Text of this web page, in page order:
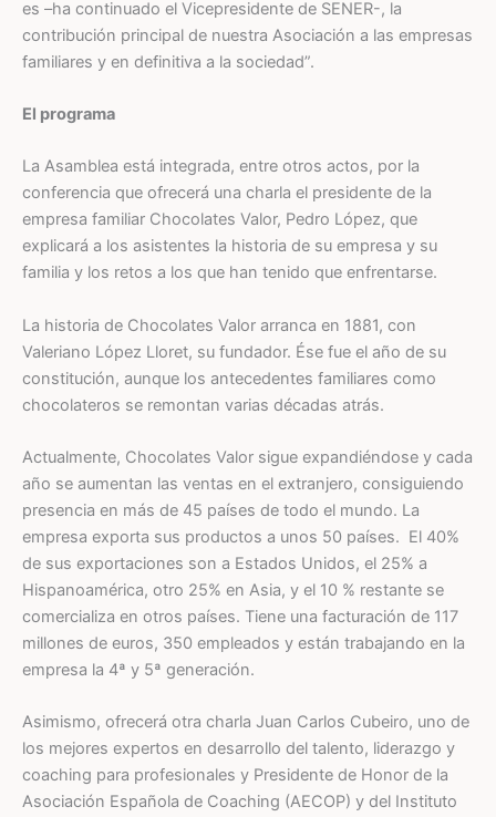
es –ha continuado el Vicepresidente de SENER-, la
contribución principal de nuestra Asociación a las empresas
familiares y en definitiva a la sociedad”.
El programa
La Asamblea está integrada, entre otros actos, por la
conferencia que ofrecerá una charla el presidente de la
empresa familiar Chocolates Valor, Pedro López, que
explicará a los asistentes la historia de su empresa y su
familia y los retos a los que han tenido que enfrentarse.
La historia de Chocolates Valor arranca en 1881, con
Valeriano López Lloret, su fundador. Ése fue el año de su
constitución, aunque los antecedentes familiares como
chocolateros se remontan varias décadas atrás.
Actualmente, Chocolates Valor sigue expandiéndose y cada
año se aumentan las ventas en el extranjero, consiguiendo
presencia en más de 45 países de todo el mundo. La
empresa exporta sus productos a unos 50 países. ​ El 40%
de sus exportaciones son a Estados Unidos, el 25% a
Hispanoamérica, ​otro 25% en Asia, y el 10 % restante se
comercializa en otros países. Tiene una facturación de 117
millones de euros, 350 empleados y están trabajando en la
empresa la 4ª y 5ª generación.
Asimismo, ofrecerá otra charla Juan Carlos Cubeiro, uno de
los mejores expertos en desarrollo del talento, liderazgo y
coaching para profesionales y Presidente de Honor de la
Asociación Española de Coaching (AECOP) y del Instituto